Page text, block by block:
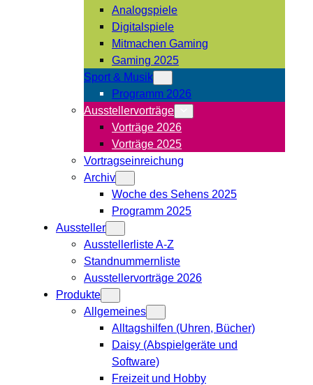
Analogspiele
Digitalspiele
Mitmachen Gaming
Gaming 2025
Sport & Musik
Programm 2026
Ausstellervorträge
Vorträge 2026
Vorträge 2025
Vortragseinreichung
Archiv
Woche des Sehens 2025
Programm 2025
Aussteller
Ausstellerliste A-Z
Standnummernliste
Ausstellervorträge 2026
Produkte
Allgemeines
Alltagshilfen (Uhren, Bücher)
Daisy (Abspielgeräte und
Software)
Freizeit und Hobby